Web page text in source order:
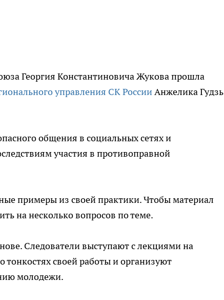
Георгия Константиновича Жукова прошла
управления СК РоссииАнжелика Гудзь
общения в социальных сетях и
участия в противоправной
примеры из своей практики. Чтобы материал
на несколько вопросов по теме.
Следователи выступают с лекциями на
своей работы и организуют
молодежи.